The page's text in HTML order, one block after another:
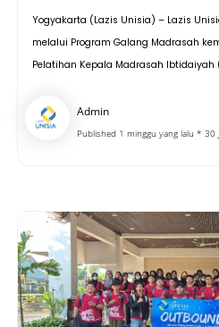
Yogyakarta (Lazis Unisia) – Lazis
melalui Program Galang Madrasah
Pelatihan Kepala Madrasah Ibtidaiyah
Admin
Published 1 minggu yang lalu * 30